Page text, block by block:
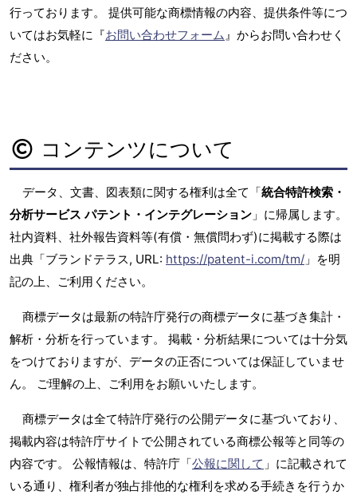
行っております。 提供可能な商標情報の内容、提供条件等につ
いてはお気軽に『お問い合わせフォーム 』からお問い合わせく
ださい。
コンテンツについて
データ、文書、図表類に関する権利は全て「統合特許検索・
分析サービス パテント・インテグレーション 」に帰属します。
社内資料、社外報告資料等(有償・無償問わず)に掲載する際は
出典「ブランドテラス, URL: https://patent-i.com/tm/ 」を明
記の上、ご利用ください。
商標データは最新の特許庁発行の商標データに基づき集計・
解析・分析を行っています。 掲載・分析結果については十分気
をつけておりますが、データの正否については保証していませ
ん。 ご理解の上、ご利用をお願いいたします。
商標データは全て特許庁発行の公開データに基づいており、
掲載内容は特許庁サイトで公開されている商標公報等と同等の
内容です。 公報情報は、特許庁「公報に関して 」に記載されて
いる通り、権利者が独占排他的な権利を求める手続きを行うか